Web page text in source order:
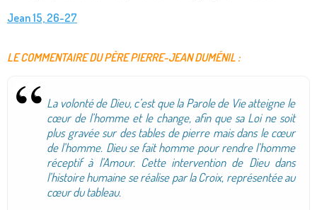
Jean 15, 26-27
LE COMMENTAIRE DU PÈRE PIERRE-JEAN DUMÉNIL :
La volonté de Dieu, c’est que la Parole de Vie atteigne le
cœur de l’homme et le change, afin que sa Loi ne soit
plus gravée sur des tables de pierre mais dans le cœur
de l’homme. Dieu se fait homme pour rendre l’homme
réceptif à l’Amour. Cette intervention de Dieu dans
l’histoire humaine se réalise par la Croix, représentée au
cœur du tableau.